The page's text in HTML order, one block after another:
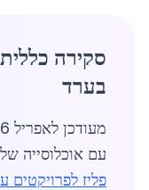
סקירה
בערד
עם אוכלוסייה של כ-25,257 תושבים,
פליז לפרויקטים